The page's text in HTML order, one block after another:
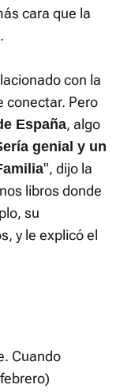
cara que la
con la
conectar. Pero
España, algo
genial y un
", dijo la
libros donde
su
y le explicó el
Cuando